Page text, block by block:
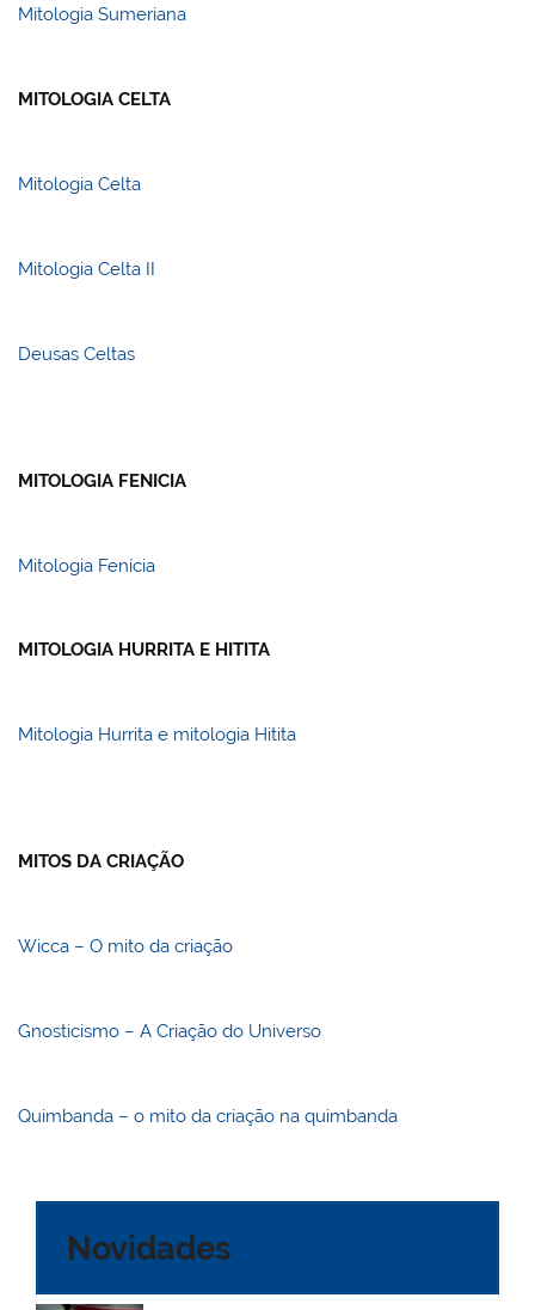
Mitologia Sumeriana
MITOLOGIA CELTA
Mitologia Celta
Mitologia Celta II
Deusas Celtas
MITOLOGIA FENICIA
Mitologia Fenícia
MITOLOGIA HURRITA E HITITA
Mitologia Hurrita e mitologia Hitita
MITOS DA CRIAÇÃO
Wicca – O mito da criação
Gnosticismo – A Criação do Universo
Quimbanda – o mito da criação na quimbanda
Novidades